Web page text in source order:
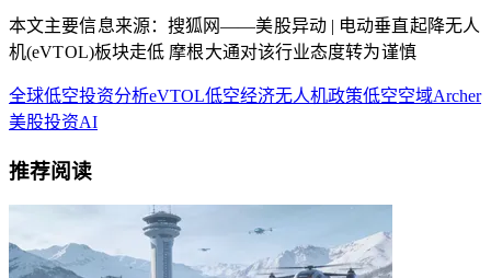
本文主要信息来源：搜狐网——美股异动 | 电动垂直起降无人
机(eVTOL)板块走低 摩根大通对该行业态度转为谨慎
全球低空投资分析eVTOL低空经济无人机政策低空空域Archer
美股投资AI
推荐阅读